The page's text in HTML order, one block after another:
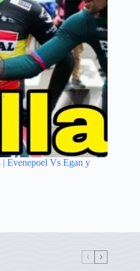
| Evenepoel Vs Egan y